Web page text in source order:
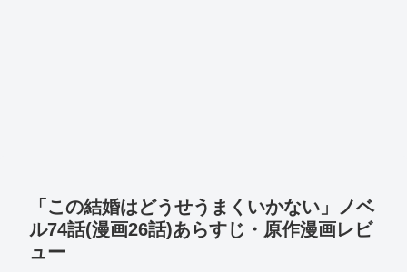
「この結婚はどうせうまくいかない」ノベ
ル74話(漫画26話)あらすじ・原作漫画レビ
ュー